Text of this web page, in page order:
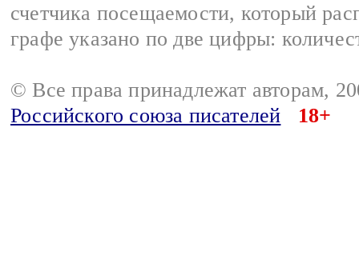
счетчика посещаемости, который
графе указано по две цифры:
© Все права принадлежат авторам,
Российского союза писателей
18+